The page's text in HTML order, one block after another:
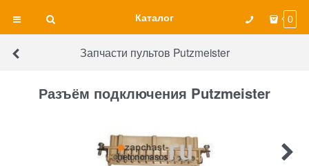
Каталог 0
Запчасти пультов Putzmeister
Разъём подключения Putzmeister